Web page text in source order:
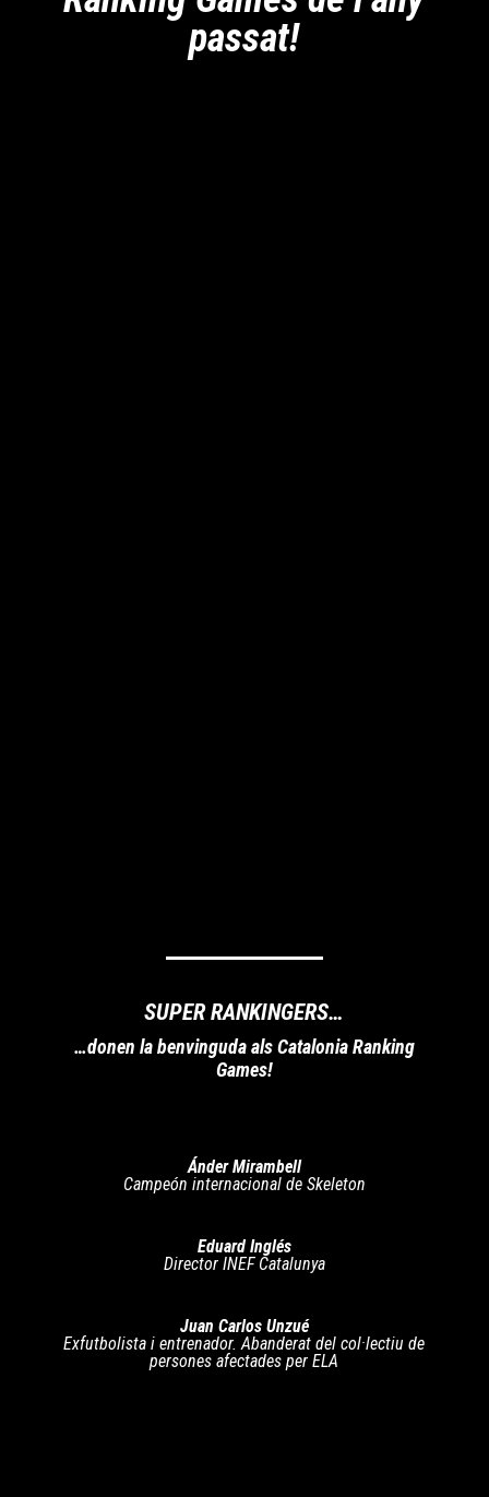
passat!
SUPER RANKINGERS…
…donen la benvinguda als Catalonia Ranking
Games!
Ánder Mirambell
Campeón internacional de Skeleton
Eduard Inglés
Director INEF Catalunya
Juan Carlos Unzué
Exfutbolista i entrenador. Abanderat del col·lectiu de
persones afectades per ELA